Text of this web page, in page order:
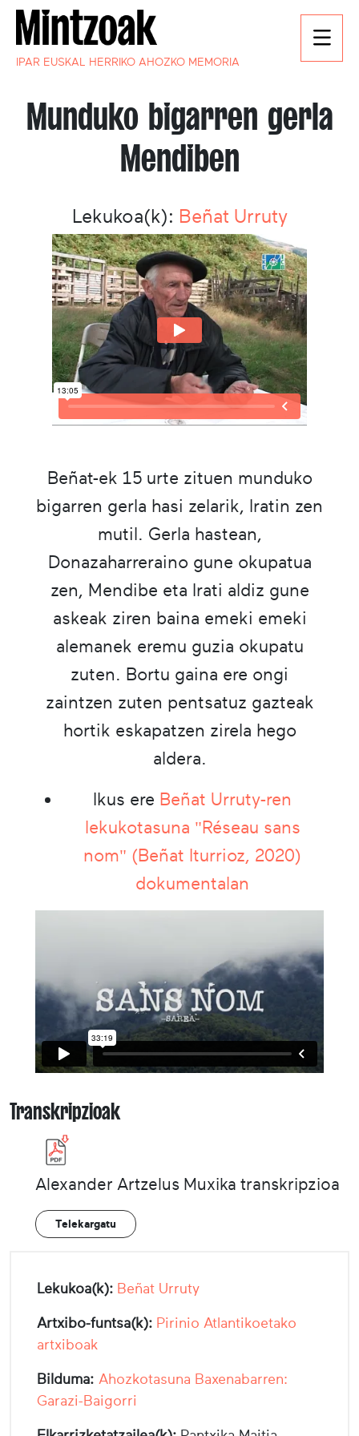
IPAR EUSKAL HERRIKO AHOZKO MEMORIA
Munduko bigarren gerla
Mendiben
Lekukoa(k): Beñat Urruty
Beñat-ek 15 urte zituen munduko
bigarren gerla hasi zelarik, Iratin zen
mutil. Gerla hastean,
Donazaharreraino gune okupatua
zen, Mendibe eta Irati aldiz gune
askeak ziren baina emeki emeki
alemanek eremu guzia okupatu
zuten. Bortu gaina ere ongi
zaintzen zuten pentsatuz gazteak
hortik eskapatzen zirela hego
aldera.
Ikus ere Beñat Urruty-ren
lekukotasuna "Réseau sans
nom" (Beñat Iturrioz, 2020)
dokumentalan
Transkripzioak
Alexander Artzelus Muxika transkripzioa
Telekargatu
Lekukoa(k): Beñat Urruty
Artxibo-funtsa(k): Pirinio Atlantikoetako
artxiboak
Bilduma: Ahozkotasuna Baxenabarren:
Garazi-Baigorri